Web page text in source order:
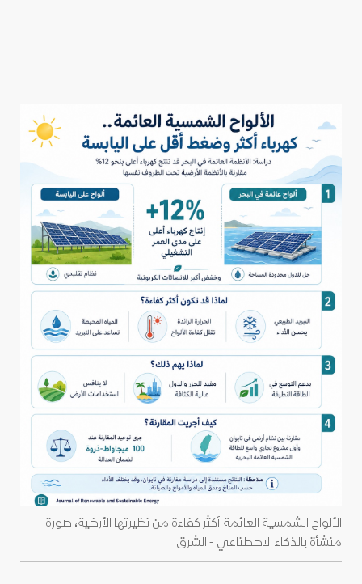
الألواح الشمسية العائمة أكثر كفاءة من نظيرتها الأرضية، صورة
منشأة بالذكاء الاصطناعي - الشرق